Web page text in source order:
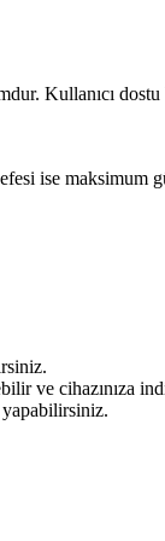
Kullanıcı
ise maksimum
ve cihazınıza